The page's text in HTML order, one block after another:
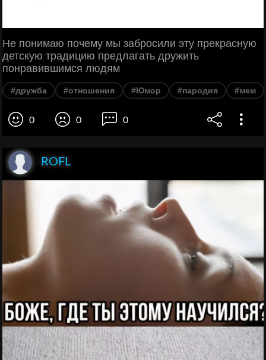
Не понимаю почему мы забросили эту прекрасную
детскую традицию предлагать дружить
понравившимся людям
#дружба #отношения #Юмор #пародия #мем
0 0 0
ROFL